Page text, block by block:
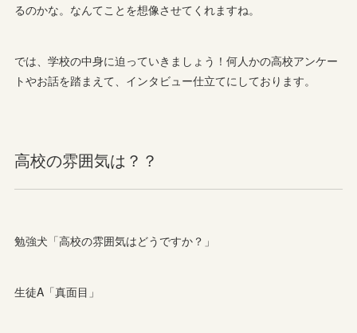
るのかな。なんてことを想像させてくれますね。
では、学校の中身に迫っていきましょう！何人かの高校アンケー
トやお話を踏まえて、インタビュー仕立てにしております。
高校の雰囲気は？？
勉強犬「高校の雰囲気はどうですか？」
生徒A「真面目」